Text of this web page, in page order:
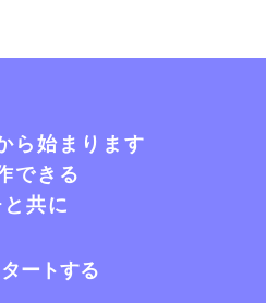
ら始まります
できる
共に
ートする